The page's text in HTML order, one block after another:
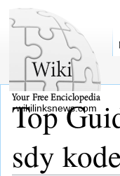
Top
sdy
wikilinksnews.com